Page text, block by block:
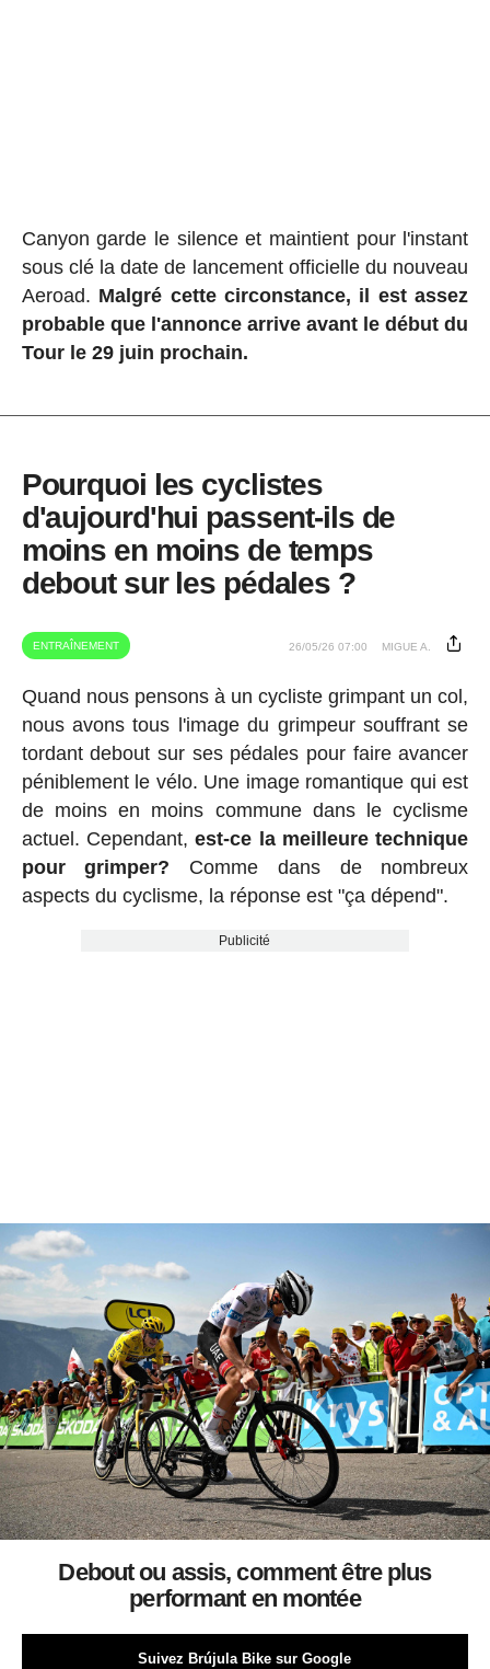
Canyon garde le silence et maintient pour l'instant
sous clé la date de lancement officielle du nouveau
Aeroad. Malgré cette circonstance, il est assez
probable que l'annonce arrive avant le début du
Tour le 29 juin prochain.
Pourquoi les cyclistes
d'aujourd'hui passent-ils de
moins en moins de temps
debout sur les pédales ?
ENTRAÎNEMENT 26/05/26 07:00 MIGUE A.
Quand nous pensons à un cycliste grimpant un col,
nous avons tous l'image du grimpeur souffrant se
tordant debout sur ses pédales pour faire avancer
péniblement le vélo. Une image romantique qui est
de moins en moins commune dans le cyclisme
actuel. Cependant,est-ce la meilleure technique
pour grimper? Comme dans de nombreux
aspects du cyclisme, la réponse est "ça dépend".
Publicité
Debout ou assis, comment être plus
performant en montée
Suivez Brújula Bike sur Google